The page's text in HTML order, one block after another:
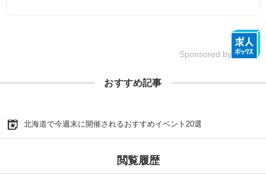
Sponsored by
おすすめ記事
北海道で今週末に開催されるおすすめイベント20選
閲覧履歴